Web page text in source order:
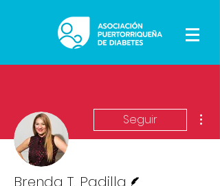
Seguir
Brenda T. Padilla